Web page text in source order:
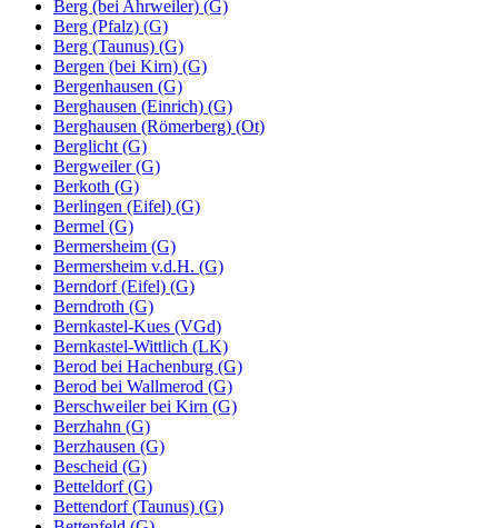
Berg (bei Ahrweiler) (G)
Berg (Pfalz) (G)
Berg (Taunus) (G)
Bergen (bei Kirn) (G)
Bergenhausen (G)
Berghausen (Einrich) (G)
Berghausen (Römerberg) (Ot)
Berglicht (G)
Bergweiler (G)
Berkoth (G)
Berlingen (Eifel) (G)
Bermel (G)
Bermersheim (G)
Bermersheim v.d.H. (G)
Berndorf (Eifel) (G)
Berndroth (G)
Bernkastel-Kues (VGd)
Bernkastel-Wittlich (LK)
Berod bei Hachenburg (G)
Berod bei Wallmerod (G)
Berschweiler bei Kirn (G)
Berzhahn (G)
Berzhausen (G)
Bescheid (G)
Betteldorf (G)
Bettendorf (Taunus) (G)